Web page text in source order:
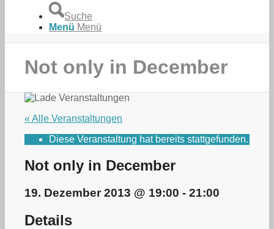
Suche
Menü Menü
Not only in December
« Alle Veranstaltungen
Diese Veranstaltung hat bereits stattgefunden.
Not only in December
19. Dezember 2013 @ 19:00 -21:00
Details